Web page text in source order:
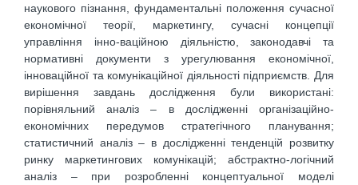
наукового пізнання, фундаментальні положення сучасної
економічної теорії, маркетингу, сучасні концепції
управління інно-ваційною діяльністю, законодавчі та
нормативні документи з урегулювання економічної,
інноваційної та комунікаційної діяльності підприємств. Для
вирішення завдань дослідження були використані:
порівняльний аналіз – в дослідженні організаційно-
економічних передумов стратегічного планування;
статистичний аналіз – в дослідженні тенденцій розвитку
ринку маркетингових комунікацій; абстрактно-логічний
аналіз – при розробленні концептуальної моделі